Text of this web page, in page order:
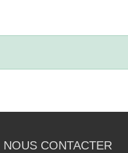
NOUS CONTACTER